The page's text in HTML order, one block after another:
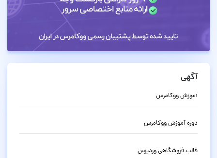
آگهی
آموزش ووکامرس
دوره آموزش ووکامرس
قالب فروشگاهی وردپرس